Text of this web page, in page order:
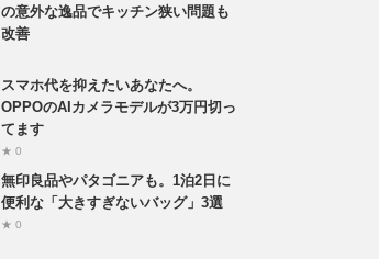
の意外な逸品でキッチン狭い問題も
改善
スマホ代を抑えたいあなたへ。
OPPOのAIカメラモデルが3万円切っ
てます
★ 0
無印良品やパタゴニアも。1泊2日に
便利な「大きすぎないバッグ」3選
★ 0